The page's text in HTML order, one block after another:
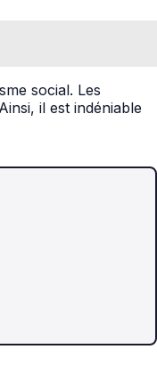
social. Les
il est indéniable